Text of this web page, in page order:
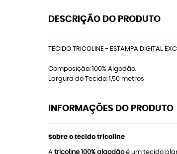
DESCRIÇÃO DO PRODUTO
TECIDO TRICOLINE - ESTAMPA DIGITAL
Composição: 100% Algodão.
Largura do Tecido: 1,50 metros
INFORMAÇÕES DO PRODUTO
Sobre o tecido tricoline
A tricoline 100% algodãoé um tecido